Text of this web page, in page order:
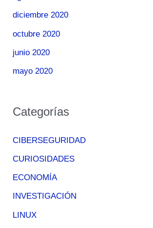
diciembre 2020
octubre 2020
junio 2020
mayo 2020
Categorías
CIBERSEGURIDAD
CURIOSIDADES
ECONOMÍA
INVESTIGACIÓN
LINUX